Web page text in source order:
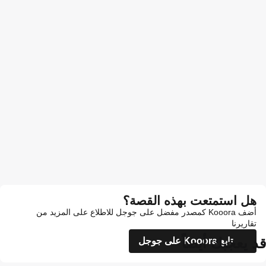
هل استمتعت بهذه القصة؟
أضف Kooora كمصدر مفضل على جوجل للاطلاع على المزيد من
تقاريرنا
تابع Kooora على جوجل
قد يعجبك أيضاً